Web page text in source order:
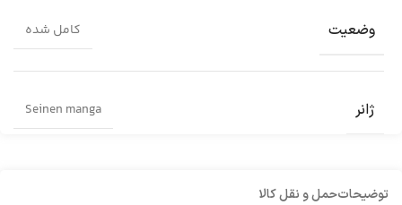
وضعیت کامل شده
ژانر Seinen manga
توضیحاتحمل و نقل کالا